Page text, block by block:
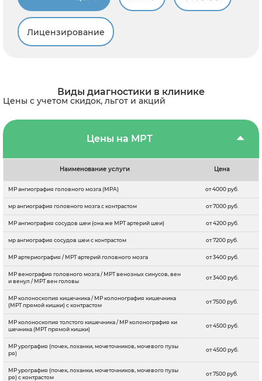
Лицензирование
Виды диагностики в клинике
Цены с учетом скидок, льгот и акций
Цены на МРТ
Наименование услуги Цена
МР ангиография головного мозга (МРА) от 4000 руб.
мр ангиография головного мозга с контрастом от 7000 руб.
МР ангиография сосудов шеи (она же МРТ артерий шеи) от 4200 руб.
мр ангиография сосудов шеи с контрастом от 7200 руб.
МР артериография / МРТ артерий головного мозга от 3400 руб.
МР венография головного мозга / МРТ венозных синусов, вен
и венул / МРТ вен головы
от 3400 руб.
МР колоноскопия кишечника / МР колонография кишечника
(МРТ прямой кишки) с контрастом
от 7500 руб.
МР колоноскопия толстого кишечника / МР колонография ки
шечника (МРТ прямой кишки)
от 4500 руб.
МР урография (почек, лоханки, мочеточников, мочевого пузы
ря)
от 4500 руб.
МР урография (почек, лоханки, мочеточников, мочевого пузы
ря) с контрастом
от 7500 руб.